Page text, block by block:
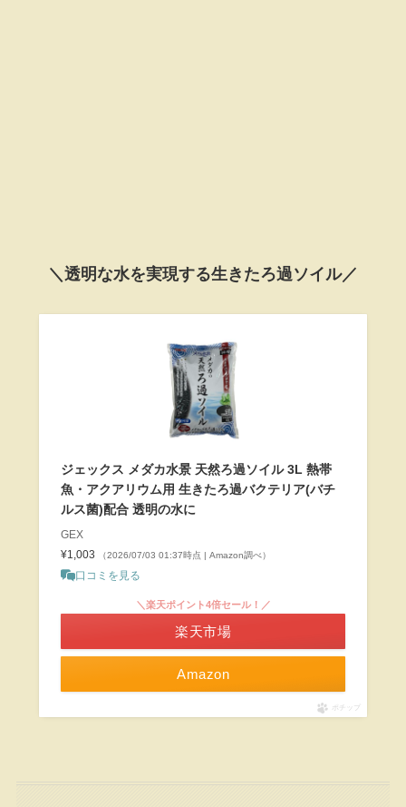
＼透明な水を実現する生きたろ過ソイル／
ジェックス メダカ水景 天然ろ過ソイル 3L 熱帯
魚・アクアリウム用 生きたろ過バクテリア(バチ
ルス菌)配合 透明の水に
GEX
¥1,003
（2026/07/03 01:37時点 | Amazon調べ）
口コミを見る
Amazon
＼楽天ポイント4倍セール！／
楽天市場
ポチップ